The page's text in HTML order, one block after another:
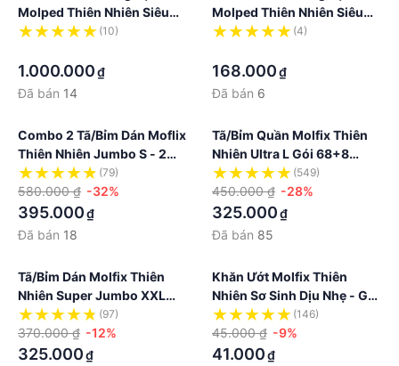
Molped Thiên Nhiên Siêu
Ban Đêm Có Cánh 35cm
(10)
1.000.000₫
Đã bán 14
Molped Thiên Nhiên Siêu
Bảo Vệ Siêu Mỏng Không
(4)
168.000₫
Đã bán 6
Combo 2 Tã/bỉm Dán Moflix
Thiên Nhiên Jumbo S - 2
Gói- 112 Miếng(79)
580.000 ₫ -32%
395.000₫
Đã bán 18
Tã/bỉm Quần Molfix Thiên
Nhiên Ultra L Gói 68+8
Miếng
(549)
450.000 ₫ -28%
325.000₫
Đã bán 85
Tã/bỉm Dán Molfix Thiên
Nhiên Super Jumbo XXL
Gói 56+6 Miếng
(97)
370.000 ₫ -12%
325.000₫
Khăn Ướt Molfix Thiên
Nhiên Sơ Sinh Dịu Nhẹ - Gói
100 Miếng
(146)
45.000 ₫ -9%
41.000₫